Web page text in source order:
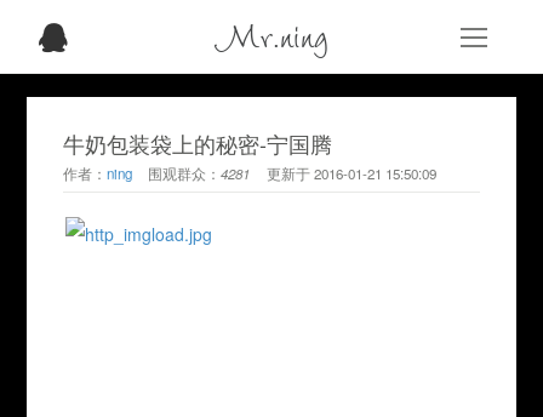
Mr.ning
牛奶包装袋上的秘密-宁国腾
作者：ning 围观群众：4281 更新于2016-01-21 15:50:09